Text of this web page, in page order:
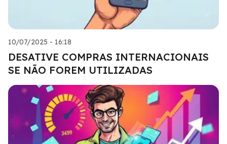
10/07/2025 - 16:18
DESATIVE COMPRAS INTERNACIONAIS
SE NÃO FOREM UTILIZADAS